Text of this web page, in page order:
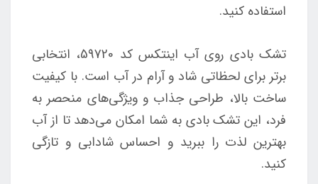
استفاده کنید.
تشک بادی روی آب اینتکس کد 59720، انتخابی
برتر برای لحظاتی شاد و آرام در آب است. با کیفیت
ساخت بالا، طراحی جذاب و ویژگی‌های منحصر به
فرد، این تشک بادی به شما امکان می‌دهد تا از آب
بهترین لذت را ببرید و احساس شادابی و تازگی
کنید.